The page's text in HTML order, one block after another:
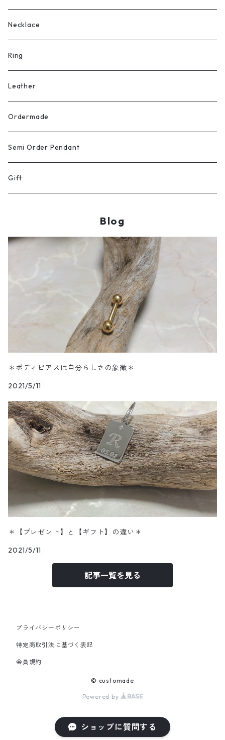
Necklace
Ring
Leather
Ordermade
Semi Order Pendant
Gift
Blog
＊ボディピアスは自分らしさの象徴＊
2021/5/11
＊【プレゼント】と【ギフト】の違い＊
2021/5/11
記事一覧を見る
プライバシーポリシー
特定商取引法に基づく表記
会員規約
© customade
Powered by
ショップに質問する